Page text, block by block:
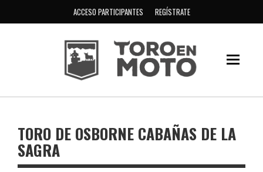
ACCESO PARTICIPANTES REGÍSTRATE
TORO DE OSBORNE CABAÑAS DE LA
SAGRA